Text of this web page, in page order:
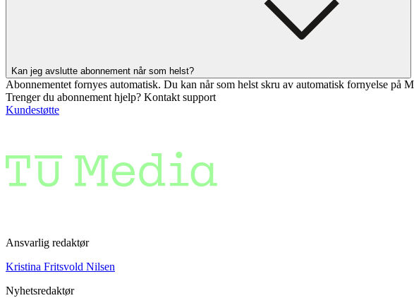
Kan jeg avslutte abonnement når som helst?
Abonnementet fornyes automatisk. Du kan når som helst skru av automatisk fornyelse på
Trenger du abonnement hjelp? Kontakt support
Kundestøtte
Ansvarlig redaktør
Kristina Fritsvold Nilsen
Nyhetsredaktør